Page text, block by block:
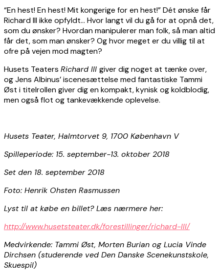
“En hest! En hest! Mit kongerige for en hest!” Dét ønske får
Richard III ikke opfyldt… Hvor langt vil du gå for at opnå det,
som du ønsker? Hvordan manipulerer man folk, så man altid
får det, som man ønsker? Og hvor meget er du villig til at
ofre på vejen mod magten?
Husets Teaters Richard III giver dig noget at tænke over,
og Jens Albinus’ iscenesættelse med fantastiske Tammi
Øst i titelrollen giver dig en kompakt, kynisk og koldblodig,
men også flot og tankevækkende oplevelse.
Husets Teater, Halmtorvet 9, 1700 København V
Spilleperiode: 15. september-13. oktober 2018
Set den 18. september 2018
Foto: Henrik Ohsten Rasmussen
Lyst til at købe en billet? Læs nærmere her:
http://www.husetsteater.dk/forestillinger/richard-lll/
Medvirkende: Tammi Øst, Morten Burian og Lucia Vinde
Dirchsen (studerende ved Den Danske Scenekunstskole,
Skuespil)